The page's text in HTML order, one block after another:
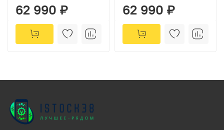
62 990 ₽ 62 990 ₽